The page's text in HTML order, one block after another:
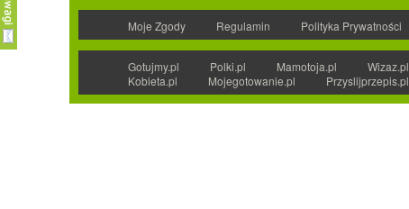
Moje Zgody Regulamin Polityka Prywatności
Gotujmy.pl Polki.pl Mamotoja.pl Wizaz.pl
Kobieta.pl
Mojegotowanie.pl Przyslijprzepis.pl